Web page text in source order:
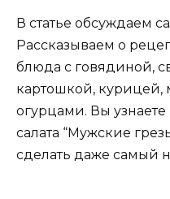
В статье обсуждаем
Рассказываем о
блюда с говядиной,
картошкой,
огурцами. Вы
салата “Мужские
сделать даже самый